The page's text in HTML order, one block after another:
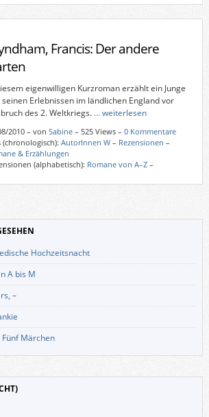
Francis: Der andere
eigenwilligen Kurzroman erzählt ein Junge
seinen Erlebnissen im ländlichen England vor
des 2. Weltkriegs. … weiterlesen
2010– von Sabine– 525 Views – 0 Kommentare
(chronologisch): AutorInnen W– Rezensionen –
& Erzählungen
(alphabetisch): Romane von A–Z–
Hochzeitsnacht
A bis M
–
Fünf Märchen